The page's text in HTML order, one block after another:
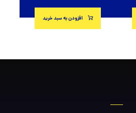
افزودن به سبد خرید